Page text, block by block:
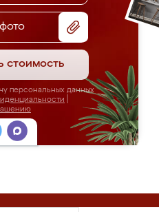
стоимость
персональных данных